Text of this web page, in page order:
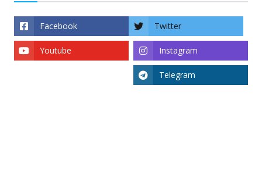
Facebook Twitter
Instagram
Youtube
Telegram